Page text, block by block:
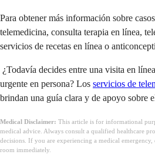
Para obtener más información sobre
telemedicina, consulta terapia en línea,
servicios de recetas en línea o
¿Todavía decides entre una visita en
urgente en persona? Los servicios de
brindan una guía clara y de apoyo sobre
Medical Disclaimer: This article is for informational
medical advice. Always consult a qualified healthcare
decisions. If you are experiencing a medical
room immediately.